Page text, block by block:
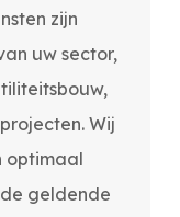
zijn
uw sector,
Wij
optimaal
geldende